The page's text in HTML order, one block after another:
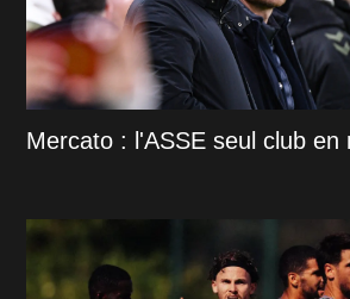
Mercato : l'ASSE seul club en